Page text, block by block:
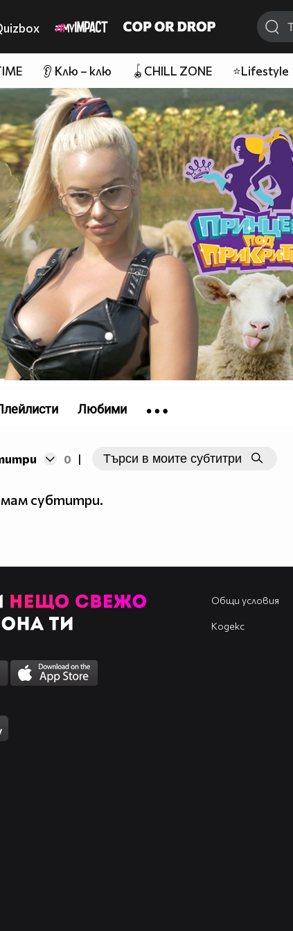
👂 Клю – клю 🪀CHILL ZONE ⭐Lifestyle
0 |
субтитри.
Любими
Общи условия
Кодекс